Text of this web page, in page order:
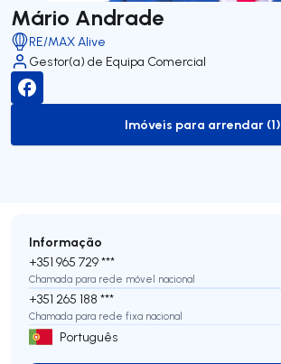
Mário Andrade
RE/MAX Alive
Gestor(a) de Equipa Comercial
to-rent-listing
Imóveis para arrendar (1)
Informação
+351 965 729 ***
Chamada para rede móvel nacional
+351 265 188 ***
Chamada para rede fixa nacional
Português